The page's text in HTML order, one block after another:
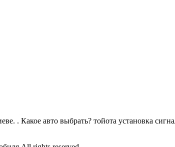
. Какое авто выбрать? тойота установка